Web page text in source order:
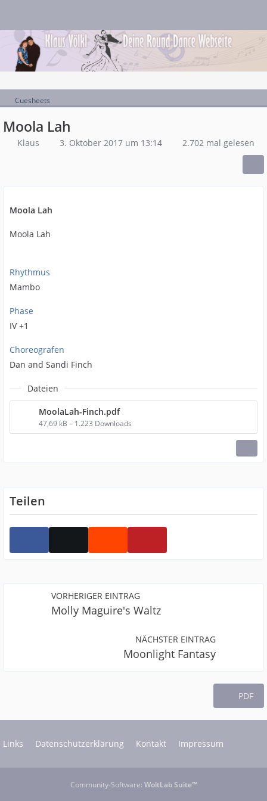
Cuesheets
Moola Lah
Klaus 3. Oktober 2017 um 13:14 2.702 mal gelesen
Moola Lah
Moola Lah
Rhythmus
Mambo
Phase
IV +1
Choreografen
Dan and Sandi Finch
Dateien
MoolaLah-Finch.pdf
47,69 kB – 1.223 Downloads
Teilen
VORHERIGER EINTRAG
Molly Maguire's Waltz
NÄCHSTER EINTRAG
Moonlight Fantasy
PDF
Links Datenschutzerklärung Kontakt Impressum
Community-Software: WoltLab Suite™